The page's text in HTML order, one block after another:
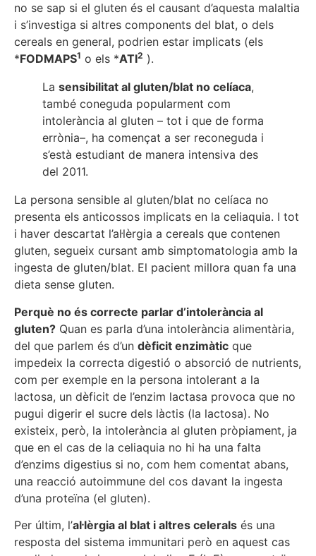
no se sap si el gluten és el causant d’aquesta malaltia
i s’investiga si altres components del blat, o dels
cereals en general, podrien estar implicats (els
*FODMAPS1 o els *ATI2 ).
La sensibilitat al gluten/blat no celíaca,
també coneguda popularment com
intolerància al gluten – tot i que de forma
errònia–, ha començat a ser reconeguda i
s’està estudiant de manera intensiva des
del 2011.
La persona sensible al gluten/blat no celíaca no
presenta els anticossos implicats en la celiaquia. I tot
i haver descartat l’al·lèrgia a cereals que contenen
gluten, segueix cursant amb simptomatologia amb la
ingesta de gluten/blat. El pacient millora quan fa una
dieta sense gluten.
Perquè no és correcte parlar d’intolerància al
gluten? Quan es parla d’una intolerància alimentària,
del que parlem és d’un dèficit enzimàtic que
impedeix la correcta digestió o absorció de nutrients,
com per exemple en la persona intolerant a la
lactosa, un dèficit de l’enzim lactasa provoca que no
pugui digerir el sucre dels làctis (la lactosa). No
existeix, però, la intolerància al gluten pròpiament, ja
que en el cas de la celiaquia no hi ha una falta
d’enzims digestius si no, com hem comentat abans,
una reacció autoimmune del cos davant la ingesta
d’una proteïna (el gluten).
Per últim, l’al·lèrgia al blat i altres celerals és una
resposta del sistema immunitari però en aquest cas